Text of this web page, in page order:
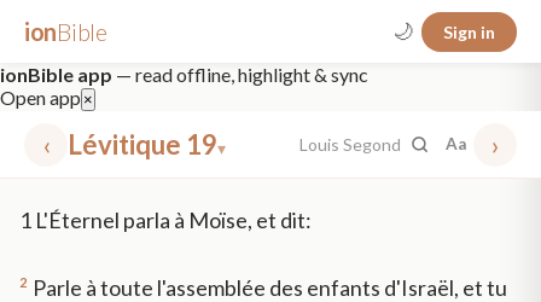
ionBible 🌙 Sign in
ionBible app — read offline, highlight & sync
Open app ×
‹ Lévitique 19▾ Louis Segond Aa ›
1 L'Éternel parla à Moïse, et dit:
2 Parle à toute l'assemblée des enfants d'Israël, et tu